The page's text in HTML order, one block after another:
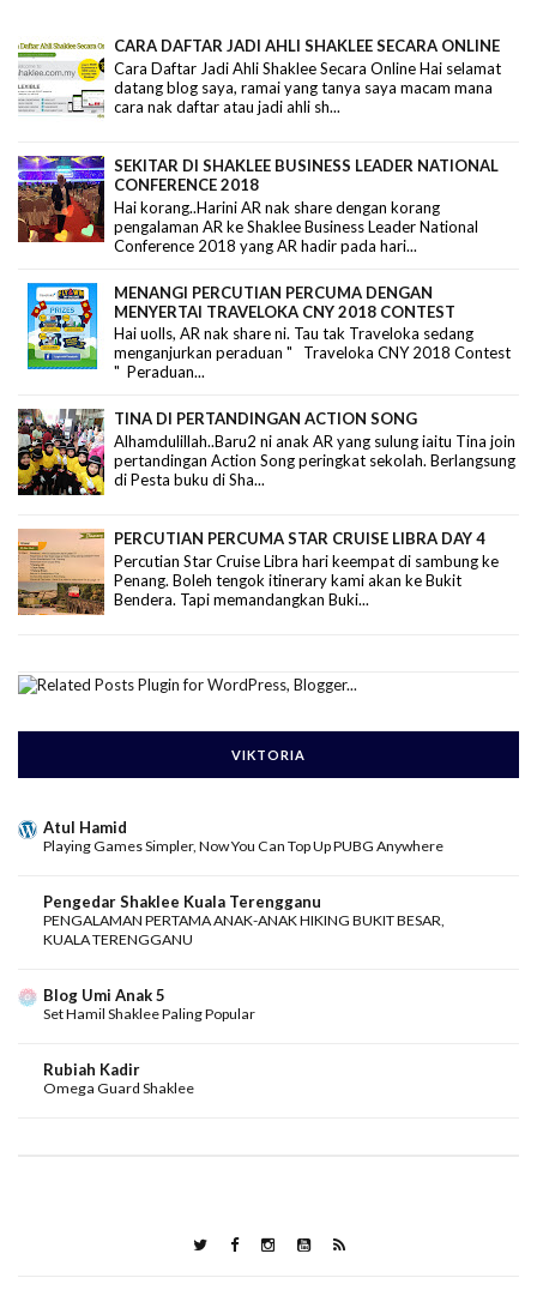
CARA DAFTAR JADI AHLI SHAKLEE SECARA ONLINE
Cara Daftar Jadi Ahli Shaklee Secara Online Hai selamat
datang blog saya, ramai yang tanya saya macam mana
cara nak daftar atau jadi ahli sh...
SEKITAR DI SHAKLEE BUSINESS LEADER NATIONAL
CONFERENCE 2018
Hai korang..Harini AR nak share dengan korang
pengalaman AR ke Shaklee Business Leader National
Conference 2018 yang AR hadir pada hari...
MENANGI PERCUTIAN PERCUMA DENGAN
MENYERTAI TRAVELOKA CNY 2018 CONTEST
Hai uolls, AR nak share ni. Tau tak Traveloka sedang
menganjurkan peraduan " Traveloka CNY 2018 Contest
" Peraduan...
TINA DI PERTANDINGAN ACTION SONG
Alhamdulillah..Baru2 ni anak AR yang sulung iaitu Tina join
pertandingan Action Song peringkat sekolah. Berlangsung
di Pesta buku di Sha...
PERCUTIAN PERCUMA STAR CRUISE LIBRA DAY 4
Percutian Star Cruise Libra hari keempat di sambung ke
Penang. Boleh tengok itinerary kami akan ke Bukit
Bendera. Tapi memandangkan Buki...
VIKTORIA
Atul Hamid
Playing Games Simpler, Now You Can Top Up PUBG Anywhere
Pengedar Shaklee Kuala Terengganu
PENGALAMAN PERTAMA ANAK-ANAK HIKING BUKIT BESAR,
KUALA TERENGGANU
Blog Umi Anak 5
Set Hamil Shaklee Paling Popular
Rubiah Kadir
Omega Guard Shaklee